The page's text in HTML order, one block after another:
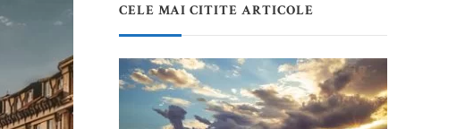
CELE MAI CITITE ARTICOLE